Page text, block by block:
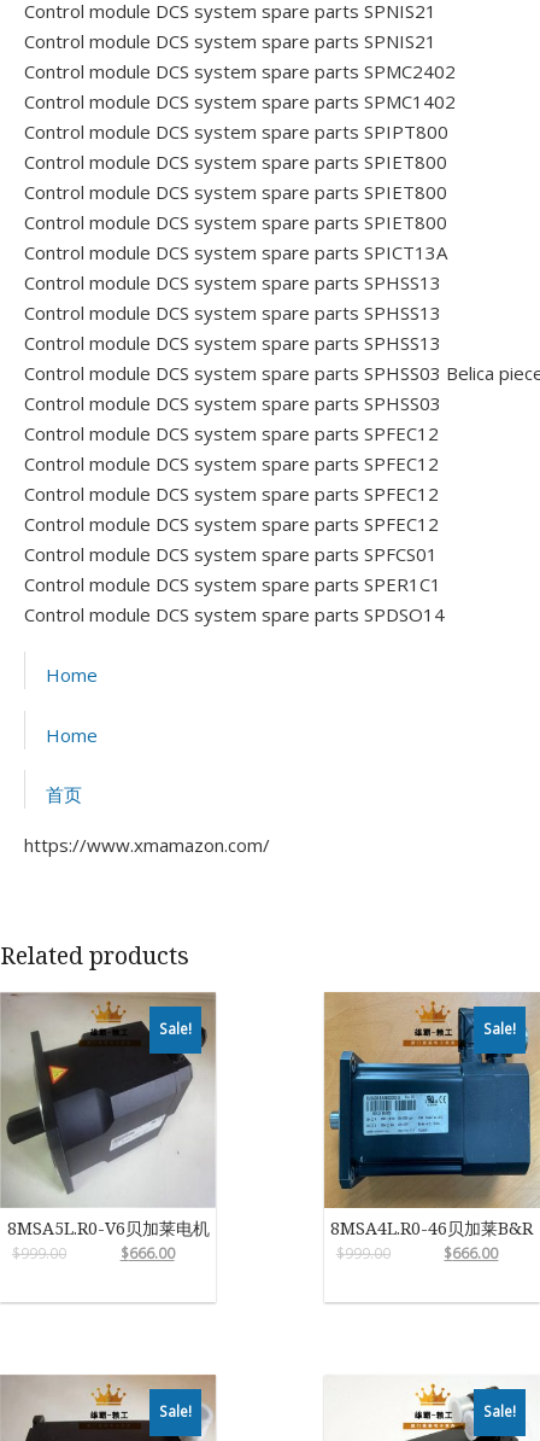
Control module DCS system spare parts SPNIS21
Control module DCS system spare parts SPNIS21
Control module DCS system spare parts SPMC2402
Control module DCS system spare parts SPMC1402
Control module DCS system spare parts SPIPT800
Control module DCS system spare parts SPIET800
Control module DCS system spare parts SPIET800
Control module DCS system spare parts SPIET800
Control module DCS system spare parts SPICT13A
Control module DCS system spare parts SPHSS13
Control module DCS system spare parts SPHSS13
Control module DCS system spare parts SPHSS13
Control module DCS system spare parts SPHSS03 Belica
Control module DCS system spare parts SPHSS03
Control module DCS system spare parts SPFEC12
Control module DCS system spare parts SPFEC12
Control module DCS system spare parts SPFEC12
Control module DCS system spare parts SPFEC12
Control module DCS system spare parts SPFCS01
Control module DCS system spare parts SPER1C1
Control module DCS system spare parts SPDSO14
Home
Home
首页
https://www.xmamazon.com/
Related products
Sale!
8MSA5L.R0-V6贝加莱电机
$999.00 $666.00
Sale!
8MSA4L.R0-46贝加莱B&R
$999.00 $666.00
Sale! Sale!